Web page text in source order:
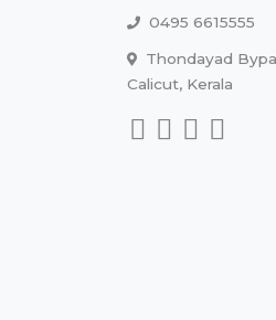
0495 6615555
Thondayad
Calicut, Kerala